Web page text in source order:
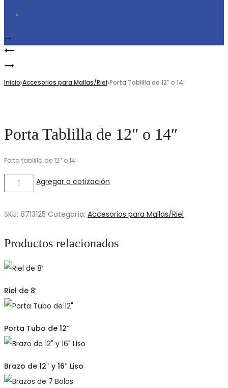
Product
navigation
de
Porta
Tablilla
14″
16″
Inicio Accesorios para Mallas/Riel Porta Tablilla de 12″ o 14″
Porta Tablilla de 12″ o 14″
Porta tablilla de 12″ o 14″
Porta
de
o
cantidad
Agregar a cotización
SKU: 8713125 Categoría: Accesorios para Mallas/Riel
Productos relacionados
Riel de 8′
Porta Tubo de 12″
Brazo de 12″ y 16″ Liso